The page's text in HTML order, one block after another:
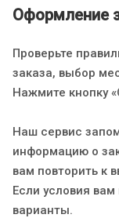
Оформление
Проверьте
заказа, выбор
Нажмите кнопку
Наш сервис
информацию о
вам повторить к
Если условия
варианты.